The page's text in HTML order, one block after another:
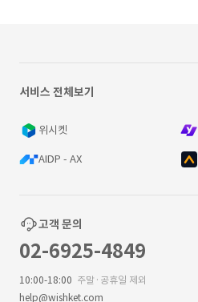
서비스 전체보기
위시켓
AIDP - AX
고객 문의
02-6925-4849
10:00-18:00 주말·공휴일 제외
help@wishket.com